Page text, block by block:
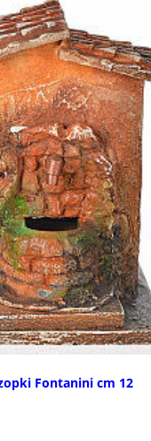
Fontanini cm 12